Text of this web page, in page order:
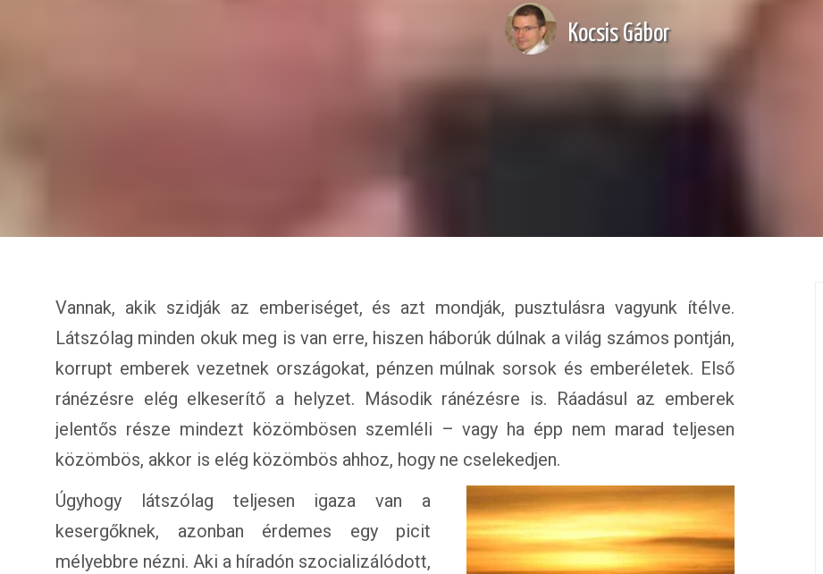
Kocsis Gábor
Vannak, akik szidják az emberiséget, és azt mondják, pusztulásra vagyunk ítélve.
Látszólag minden okuk meg is van erre, hiszen háborúk dúlnak a világ számos pontján,
korrupt emberek vezetnek országokat, pénzen múlnak sorsok és emberéletek. Első
ránézésre elég elkeserítő a helyzet. Második ránézésre is. Ráadásul az emberek
jelentős része mindezt közömbösen szemléli – vagy ha épp nem marad teljesen
közömbös, akkor is elég közömbös ahhoz, hogy ne cselekedjen.
Úgyhogy látszólag teljesen igaza van a
kesergőknek, azonban érdemes egy picit
mélyebbre nézni. Aki a híradón szocializálódott,